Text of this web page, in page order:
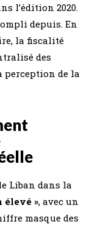
l’édition 2020.
depuis. En
la fiscalité
des
de la
Liban dans la
élevé », avec un
masque des